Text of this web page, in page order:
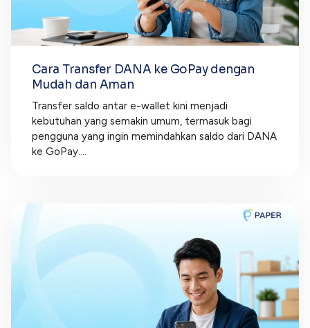
Cara Transfer DANA ke GoPay dengan
Mudah dan Aman
Transfer saldo antar e-wallet kini menjadi
kebutuhan yang semakin umum, termasuk bagi
pengguna yang ingin memindahkan saldo dari DANA
ke GoPay....